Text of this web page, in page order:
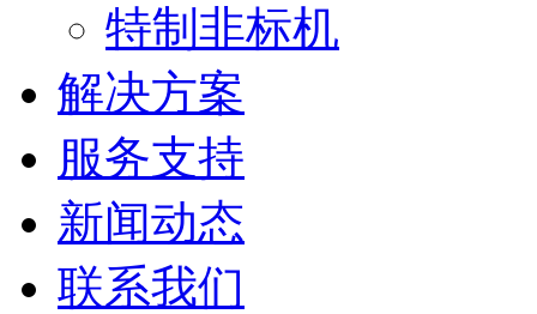
特制非标机
解决方案
服务支持
新闻动态
联系我们